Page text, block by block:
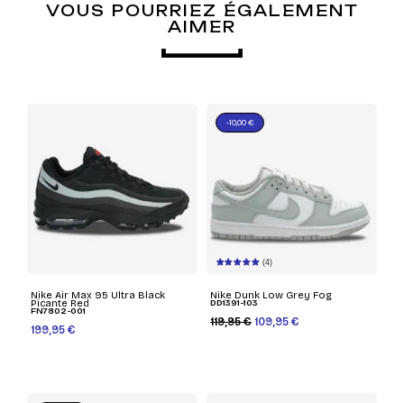
VOUS POURRIEZ ÉGALEMENT
AIMER
Nike Air Max 95 Ultra Black
Picante Red
FN7802-001
199,95 €
(4)
Nike Dunk Low Grey Fog
DD1391-103
119,95 € 109,95 €
-10,00 €